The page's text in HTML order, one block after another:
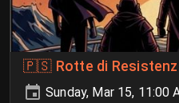
🇵🇸 Rotte di
Sunday, Mar 15, 11:00